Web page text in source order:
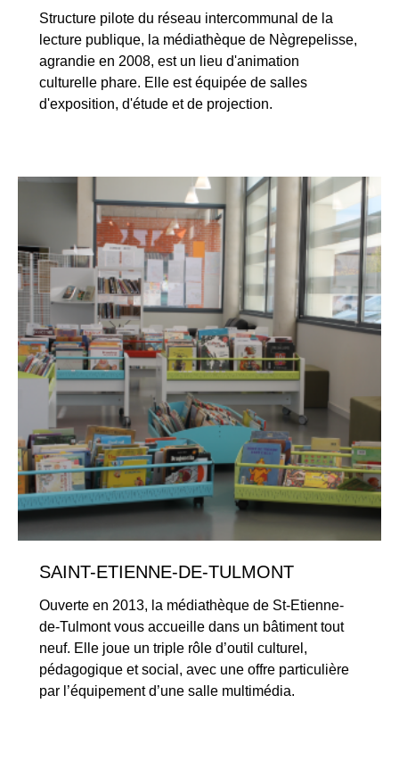
Structure pilote du réseau intercommunal de la
lecture publique, la médiathèque de Nègrepelisse,
agrandie en 2008, est un lieu d'animation
culturelle phare. Elle est équipée de salles
d'exposition, d'étude et de projection.
SAINT-ETIENNE-DE-TULMONT
Ouverte en 2013, la médiathèque de St-Etienne-
de-Tulmont vous accueille dans un bâtiment tout
neuf. Elle joue un triple rôle d’outil culturel,
pédagogique et social, avec une offre particulière
par l’équipement d’une salle multimédia.